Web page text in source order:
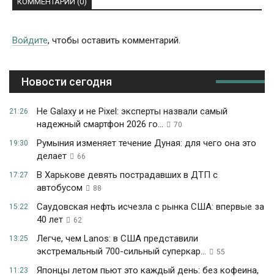
Войдите, чтобы оставить комментарий.
Новости сегодня
21:26
Не Galaxy и не Pixel: эксперты назвали самый
надежный смартфон 2026 го...
70
19:30
Румыния изменяет течение Дуная: для чего она это
делает
66
17:27
В Харькове девять пострадавших в ДТП с
автобусом
88
15:22
Саудовская нефть исчезла с рынка США: впервые за
40 лет
62
13:25
Легче, чем Lanos: в США представили
экстремальный 700-сильный суперкар...
55
11:23
Японцы летом пьют это каждый день: без кофеина,